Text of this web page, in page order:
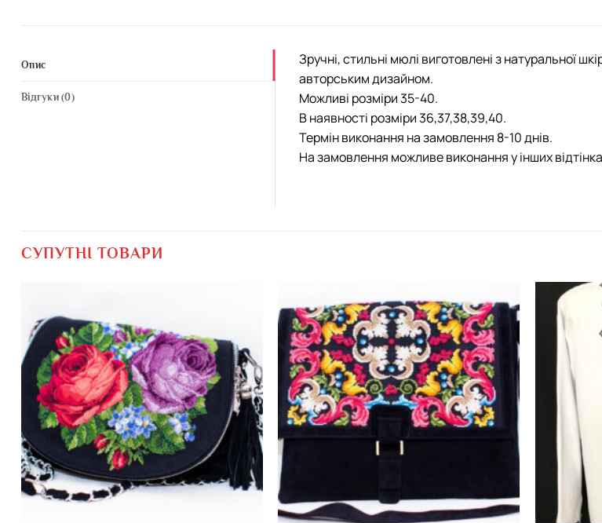
Опис
Відгуки (0)
Зручні, стильні мюлі виготовлені з натуральної
авторським дизайном.
Можливі розміри 35-40.
В наявності розміри 36,37,38,39,40.
Термін виконання на замовлення 8-10 днів.
На замовлення можливе виконання у інших
СУПУТНІ ТОВАРИ
виріб у
вибране
Додати
виріб у
вибране